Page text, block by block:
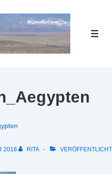
2018 RITA
VERÖFFENTLICHT